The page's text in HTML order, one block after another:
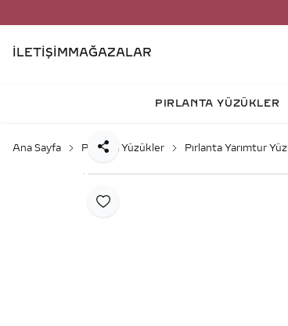
İLETIŞIM MAĞAZALAR
PIRLANTA YÜZÜKLER
Ana Sayfa Pırlanta Yüzükler Pırlanta Yarımtur
Favoriye Ekle
Paylaş